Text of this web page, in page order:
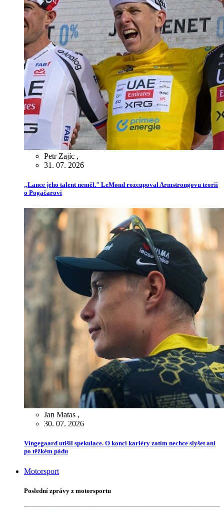
Petr Zajíc ,
31. 07. 2026
„Lance jeho talent neměl." LeMond rozcupoval Armstrongovu teorii
o Pogačarovi
Jan Matas ,
30. 07. 2026
Vingegaard utišil spekulace. O konci kariéry zatím nechce slyšet ani
po těžkém pádu
Motorsport
Poslední zprávy z motorsportu